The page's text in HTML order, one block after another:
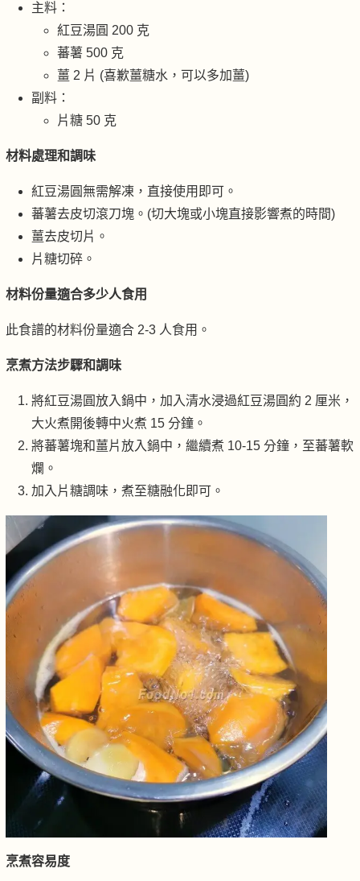
主料：
紅豆湯圓 200 克
蕃薯 500 克
薑 2 片 (喜歉薑糖水，可以多加薑)
副料：
片糖 50 克
材料處理和調味
紅豆湯圓無需解凍，直接使用即可。
蕃薯去皮切滾刀塊。(切大塊或小塊直接影響煮的時間)
薑去皮切片。
片糖切碎。
材料份量適合多少人食用
此食譜的材料份量適合 2-3 人食用。
烹煮方法步驟和調味
將紅豆湯圓放入鍋中，加入清水浸過紅豆湯圓約 2 厘米，
大火煮開後轉中火煮 15 分鐘。
將蕃薯塊和薑片放入鍋中，繼續煮 10-15 分鐘，至蕃薯軟
爛。
加入片糖調味，煮至糖融化即可。
烹煮容易度